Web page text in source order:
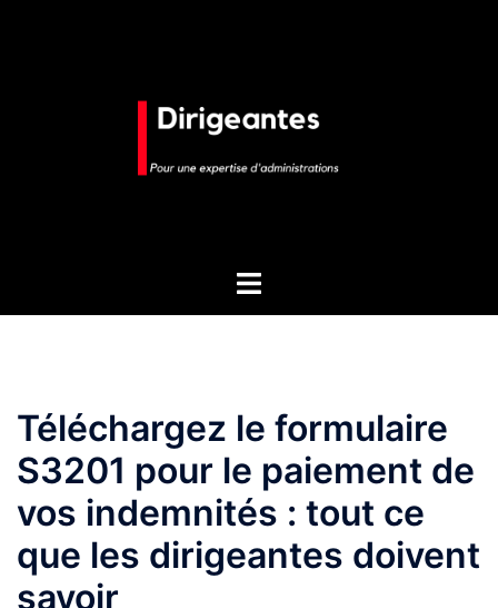
Ouvrir/fermer
Téléchargez le formulaire
S3201 pour le paiement de
vos indemnités : tout ce
que les dirigeantes doivent
savoir